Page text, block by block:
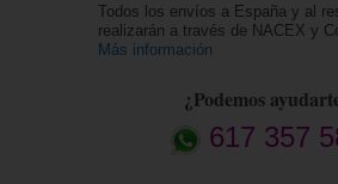
Todos los envíos a España y al
realizarán a través de NACEX y
Más información
¿Podemos
617 357